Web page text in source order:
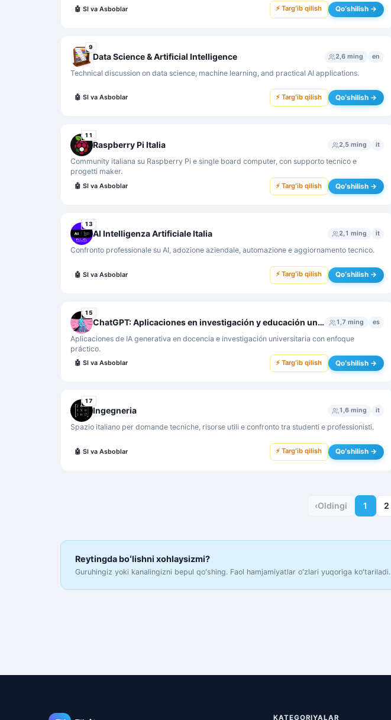
🤖 SI va Asboblar ⚡ Targʻib qilish Qoʻshilish →
9
Data Science & Artificial Intelligence 2,6 ming en
Technical discussion on data science, machine learning, and practical AI applications.
🤖 SI va Asboblar ⚡ Targʻib qilish Qoʻshilish →
11
Raspberry Pi Italia 2,5 ming it
Community italiana su Raspberry Pi e single board computer, con supporto tecnico e
progetti maker.
🤖 SI va Asboblar ⚡ Targʻib qilish Qoʻshilish →
13
AI Intelligenza Artificiale Italia 2,1 ming it
Confronto professionale su AI, adozione aziendale, automazione e aggiornamento tecnico.
🤖 SI va Asboblar ⚡ Targʻib qilish Qoʻshilish →
15
ChatGPT: Aplicaciones en investigación y educación universitaria 1,7 ming es
Aplicaciones de IA generativa en docencia e investigación universitaria con enfoque
práctico.
🤖 SI va Asboblar ⚡ Targʻib qilish Qoʻshilish →
17
Ingegneria 1,6 ming it
Spazio italiano per domande tecniche, risorse utili e confronto tra studenti e professionisti.
🤖 SI va Asboblar ⚡ Targʻib qilish Qoʻshilish →
‹Oldingi 1 2
Reytingda boʻlishni xohlaysizmi?
Guruhingiz yoki kanalingizni bepul qoʻshing. Faol hamjamiyatlar oʻzlari yuqoriga koʻtariladi.
KATEGORIYALAR